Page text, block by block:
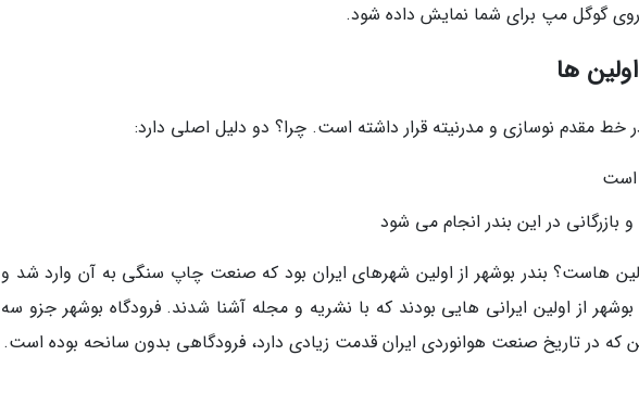
گوگل مپ برای شما نمایش داده شود.
ها
خط مقدم نوسازی و مدرنیته قرار داشته است. چرا؟ دو دلیل اصلی دارد:
است
در این بندر انجام می شود
هاست؟ بندر بوشهر از اولین شهرهای ایران بود که صنعت چاپ سنگی به آن وارد شد و
از اولین ایرانی هایی بودند که با نشریه و مجله آشنا شدند. فرودگاه بوشهر جزو سه
که در تاریخ صنعت هوانوردی ایران قدمت زیادی دارد، فرودگاهی بدون سانحه بوده است.